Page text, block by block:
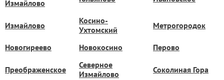
Измайлово
Измайлово
Косино-
Ухтомский
Метрогородок
Новогиреево Новокосино Перово
Преображенское
Северное
Измайлово
Соколиная Гора